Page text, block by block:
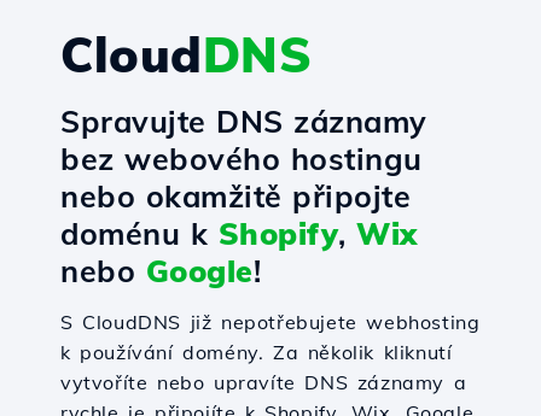
CloudDNS
Spravujte DNS záznamy
bez webového hostingu
nebo okamžitě připojte
doménu k Shopify, Wix
nebo Google!
S CloudDNS již nepotřebujete webhosting
k používání domény. Za několik kliknutí
vytvoříte nebo upravíte DNS záznamy a